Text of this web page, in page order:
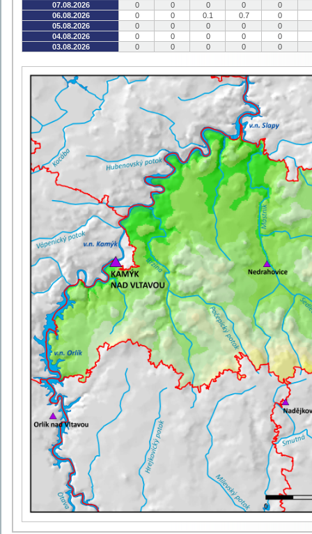
07.08.2026
0 0 0 0
0
06.08.2026
0 0 0.1 0.7
0
05.08.2026
0 0 0 0
0
04.08.2026
0 0 0 0
0
03.08.2026
0 0 0 0 0